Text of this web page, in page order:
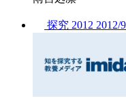
探究 2012 2012/